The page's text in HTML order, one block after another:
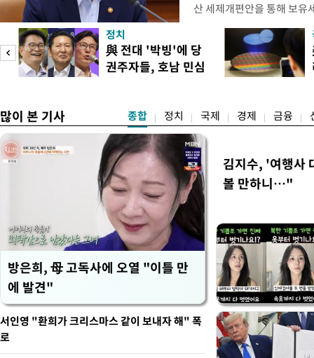
산 세제개편안을 통해 보유
지적에 대해 "사는(실거주
어들고 나중에 팔 때 양도
총리는 이날 오전 MBC 라
터뷰에서 "이게(30억원 이
정치
與 전대 '박빙'에 당
권주자들, 호남 민심
많이 본 기사 종합 정치 국제 경제 금융
방은희, 母 고독사에 오열 "이틀 만
에 발견"
김지수, '여행사
볼 만하니…"
서인영 "환희가 크리스마스 같이 보내자 해" 폭
로